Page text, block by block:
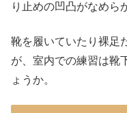
り止めの凹凸がなめら
靴を履いていたり裸足
が、室内での練習は靴
ょうか。